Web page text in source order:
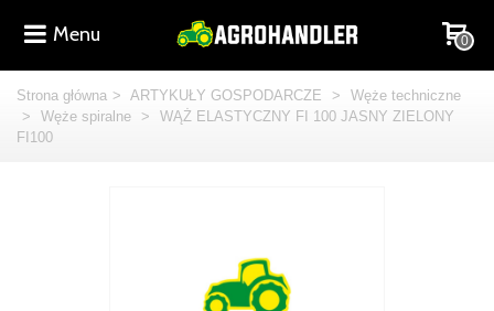
Menu 0
Strona główna > ARTYKUŁY GOSPODARCZE >
Węże techniczne
>
Węże spiralne >
WĄŻ ELASTYCZNY FI 100 JASNY ZIELONY
FI100